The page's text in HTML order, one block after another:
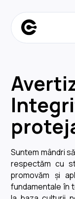
Suntem mândri
respectăm cu
promovăm și
fundamentale în